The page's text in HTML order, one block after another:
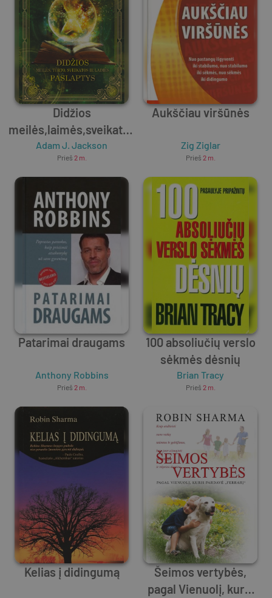
Didžios
meilės,laimės,sveikatos
ir turto paslaptys
Adam J. Jackson
Prieš 2 m.
Aukščiau viršūnės
Zig Ziglar
Prieš 2 m.
Patarimai draugams
Anthony Robbins
Prieš 2 m.
100 absoliučių verslo
sėkmės dėsnių
Brian Tracy
Prieš 2 m.
Kelias į didingumą
Šeimos vertybės,
pagal Vienuolį, kuris